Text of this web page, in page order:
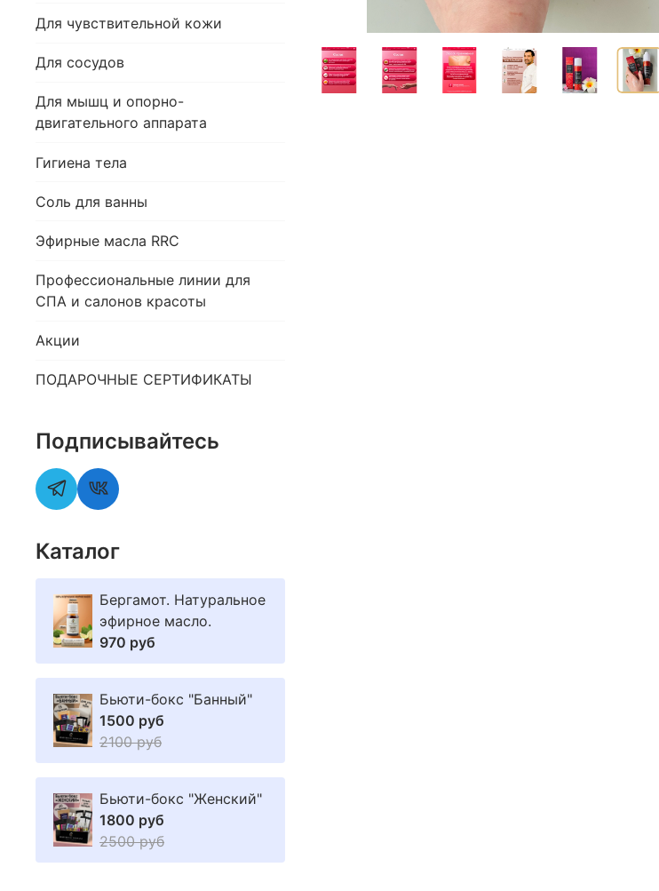
Для чувствительной кожи
Для сосудов
Для мышц и опорно-
двигательного аппарата
Гигиена тела
Соль для ванны
Эфирные масла RRC
Профессиональные линии для
СПА и салонов красоты
Акции
ПОДАРОЧНЫЕ СЕРТИФИКАТЫ
Подписывайтесь
Каталог
Бергамот. Натуральное
эфирное масло.
970 руб
Бьюти-бокс "Банный"
1500 руб
2100 руб
Бьюти-бокс "Женский"
1800 руб
2500 руб